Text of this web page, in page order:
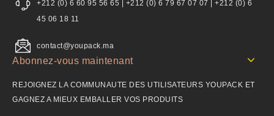
+212 (0) 6 60 95 56 65 | +212 (0) 6 79 67 07 07 | +212 (0) 6
45 06 18 11
contact@youpack.ma
Abonnez-vous maintenant
REJOIGNEZ LA COMMUNAUTE DES UTILISATEURS YOUPACK ET
GAGNEZ A MIEUX EMBALLER VOS PRODUITS